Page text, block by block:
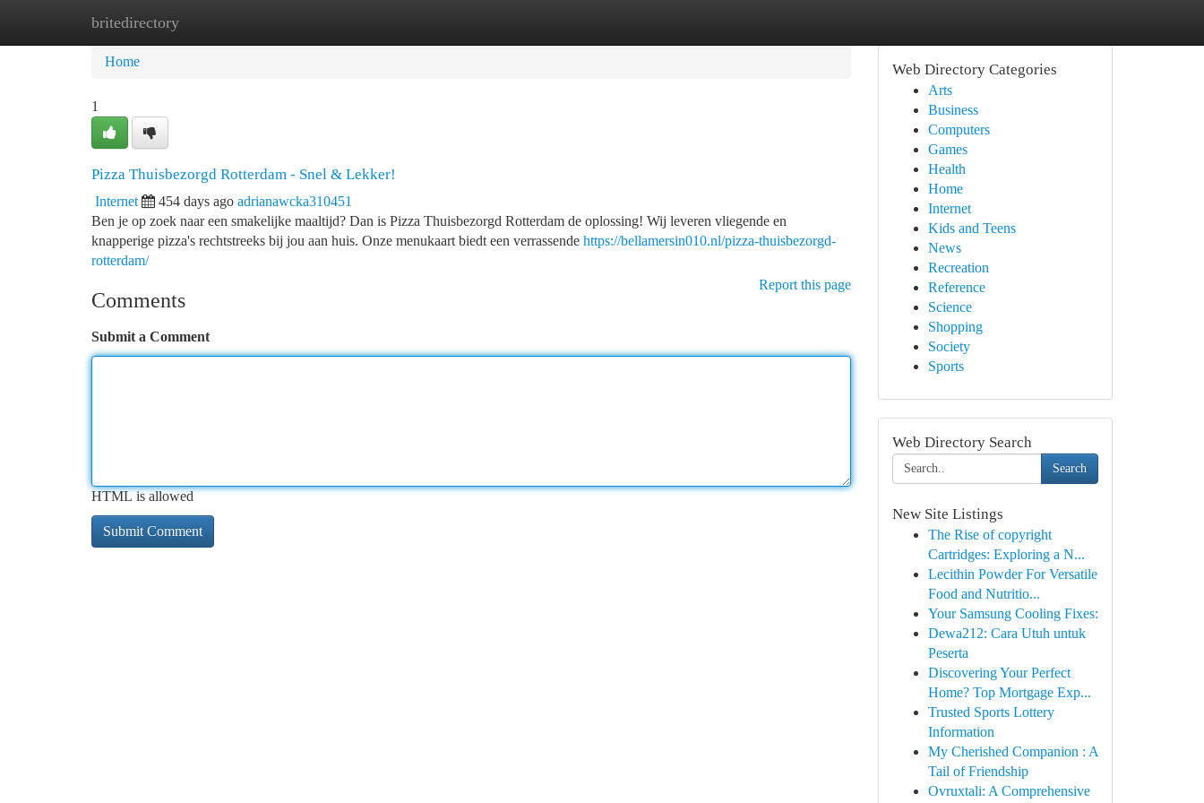
britedirectory
Home
Home
1
Pizza Thuisbezorgd Rotterdam - Snel & Lekker!
Internet 454 days ago adrianawcka310451
Ben je op zoek naar een smakelijke maaltijd? Dan is Pizza Thuisbezorgd Rotterdam de oplossing! Wij leveren vliegende en
knapperige pizza's rechtstreeks bij jou aan huis. Onze menukaart biedt een verrassende https://bellamersin010.nl/pizza-thuisbezorgd-
rotterdam/
Report this page
Comments
Submit a Comment
HTML is allowed
Web Directory Categories
Arts
Business
Computers
Games
Health
Home
Internet
Kids and Teens
News
Recreation
Reference
Science
Shopping
Society
Sports
Web Directory Search
Search
New Site Listings
The Rise of copyright
Cartridges: Exploring a N...
Lecithin Powder For Versatile
Food and Nutritio...
Your Samsung Cooling Fixes:
Dewa212: Cara Utuh untuk
Peserta
Discovering Your Perfect
Home? Top Mortgage Exp...
Trusted Sports Lottery
Information
My Cherished Companion : A
Tail of Friendship
Ovruxtali: A Comprehensive